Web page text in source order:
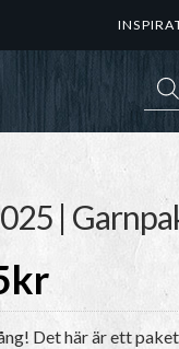
|
kr
Det här är ett